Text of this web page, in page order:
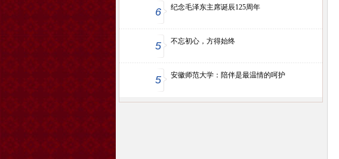
6 纪念毛泽东主席诞辰125周年
5 不忘初心，方得始终
5 安徽师范大学：陪伴是最温情的呵护